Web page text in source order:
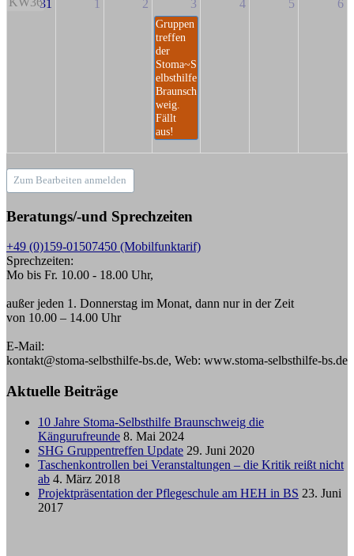
31 1 2 3
Gruppen
treffen
der
Stoma~S
elbsthilfe
Braunsch
weig.
Fällt
aus!
4 5 6
Zum Bearbeiten anmelden
Beratungs/-und Sprechzeiten
+49 (0)159-01507450 (Mobilfunktarif)
Sprechzeiten:
Mo bis Fr. 10.00 - 18.00 Uhr,
außer jeden 1. Donnerstag im Monat, dann nur in der Zeit
von 10.00 – 14.00 Uhr
E-Mail:
kontakt@stoma-selbsthilfe-bs.de, Web: www.stoma-selbsthilfe-bs.de
Aktuelle Beiträge
10 Jahre Stoma-Selbsthilfe Braunschweig die
Kängurufreunde 8. Mai 2024
SHG Gruppentreffen Update 29. Juni 2020
Taschenkontrollen bei Veranstaltungen – die Kritik reißt nicht
ab 4. März 2018
Projektpräsentation der Pflegeschule am HEH in BS 23. Juni
2017